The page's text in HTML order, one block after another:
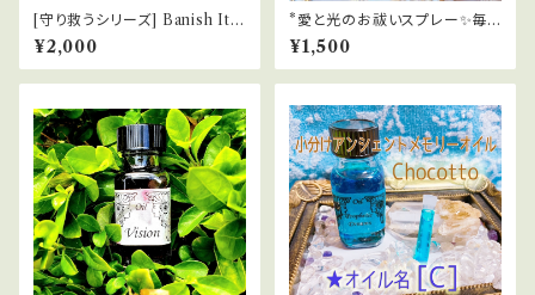
[守り救うシリーズ] Banish It
悪霊祓い
¥2,000
*愛と光のお祓いスプレー✨毎
日を光の波動にチューニング
¥1,500